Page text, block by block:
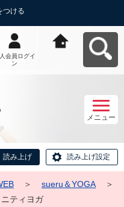
つける
会員ログイ
ン
メニュー
読み上げ 読み上げ設定
＞ sueru＆YOGA
＞
ティヨガ